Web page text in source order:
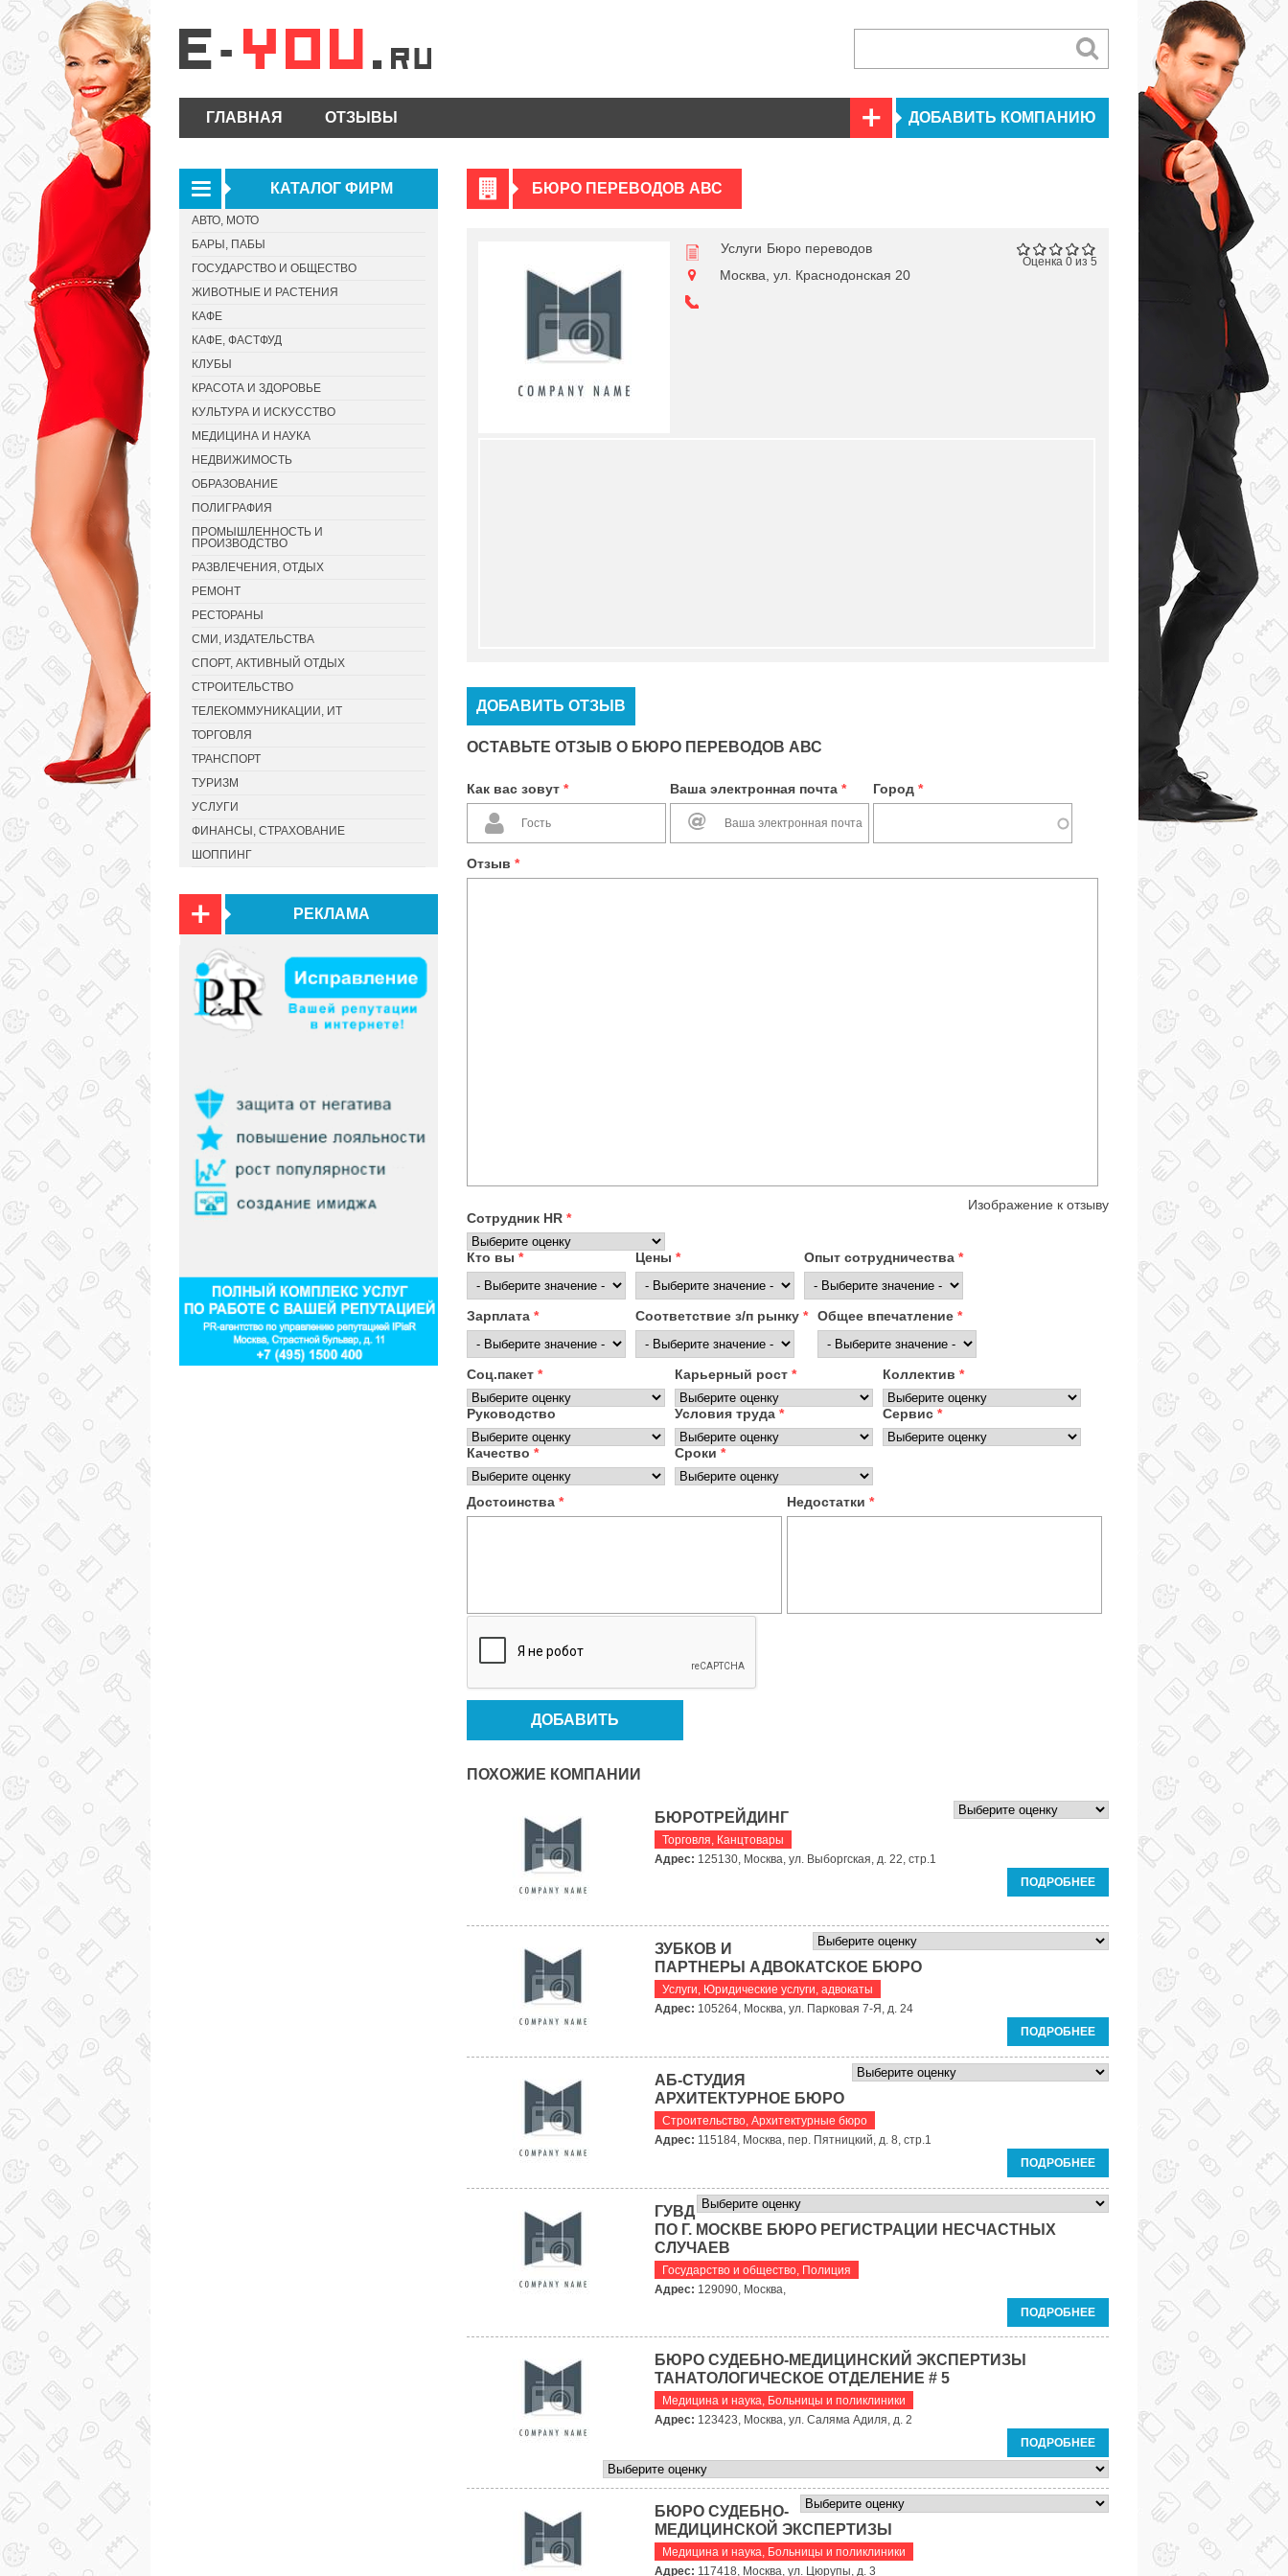
ГЛАВНАЯ ОТЗЫВЫ ДОБАВИТЬ КОМПАНИЮ
БЮРО ПЕРЕВОДОВ АВС
Оценка 0 из 5
Услуги Бюро переводов
Москва, ул. Краснодонская 20
ДОБАВИТЬ ОТЗЫВ
ОСТАВЬТЕ ОТЗЫВ О БЮРО ПЕРЕВОДОВ АВС
Как вас зовут * Ваша электронная почта * Город *
Отзыв *
Изображение к отзыву
Сотрудник HR *
Кто вы * Цены * Опыт сотрудничества *
Зарплата * Соответствие з/п рынку * Общее впечатление *
Соц.пакет * Карьерный рост * Коллектив *
Руководство Условия труда * Сервис *
Качество * Сроки *
Достоинства * Недостатки *
ПОХОЖИЕ КОМПАНИИ
БЮРОТРЕЙДИНГ
Торговля, Канцтовары
Адрес: 125130, Москва, ул. Выборгская, д. 22, стр.1
ПОДРОБНЕЕ
ЗУБКОВ И
ПАРТНЕРЫ АДВОКАТСКОЕ БЮРО
Услуги, Юридические услуги, адвокаты
Адрес: 105264, Москва, ул. Парковая 7-Я, д. 24
ПОДРОБНЕЕ
АБ-СТУДИЯ
АРХИТЕКТУРНОЕ БЮРО
Строительство, Архитектурные бюро
Адрес: 115184, Москва, пер. Пятницкий, д. 8, стр.1
ПОДРОБНЕЕ
ГУВД
ПО Г. МОСКВЕ БЮРО РЕГИСТРАЦИИ НЕСЧАСТНЫХ
СЛУЧАЕВ
Государство и общество, Полиция
Адрес: 129090, Москва,
ПОДРОБНЕЕ
БЮРО СУДЕБНО-МЕДИЦИНСКИЙ ЭКСПЕРТИЗЫ
ТАНАТОЛОГИЧЕСКОЕ ОТДЕЛЕНИЕ # 5
Медицина и наука, Больницы и поликлиники
Адрес: 123423, Москва, ул. Саляма Адиля, д. 2
ПОДРОБНЕЕ
БЮРО СУДЕБНО-
МЕДИЦИНСКОЙ ЭКСПЕРТИЗЫ
Медицина и наука, Больницы и поликлиники
Адрес: 117418, Москва, ул. Цюрупы, д. 3
КАТАЛОГ ФИРМ
АВТО, МОТО
БАРЫ, ПАБЫ
ГОСУДАРСТВО И ОБЩЕСТВО
ЖИВОТНЫЕ И РАСТЕНИЯ
КАФЕ
КАФЕ, ФАСТФУД
КЛУБЫ
КРАСОТА И ЗДОРОВЬЕ
КУЛЬТУРА И ИСКУССТВО
МЕДИЦИНА И НАУКА
НЕДВИЖИМОСТЬ
ОБРАЗОВАНИЕ
ПОЛИГРАФИЯ
ПРОМЫШЛЕННОСТЬ И
ПРОИЗВОДСТВО
РАЗВЛЕЧЕНИЯ, ОТДЫХ
РЕМОНТ
РЕСТОРАНЫ
СМИ, ИЗДАТЕЛЬСТВА
СПОРТ, АКТИВНЫЙ ОТДЫХ
СТРОИТЕЛЬСТВО
ТЕЛЕКОММУНИКАЦИИ, ИТ
ТОРГОВЛЯ
ТРАНСПОРТ
ТУРИЗМ
УСЛУГИ
ФИНАНСЫ, СТРАХОВАНИЕ
ШОППИНГ
РЕКЛАМА